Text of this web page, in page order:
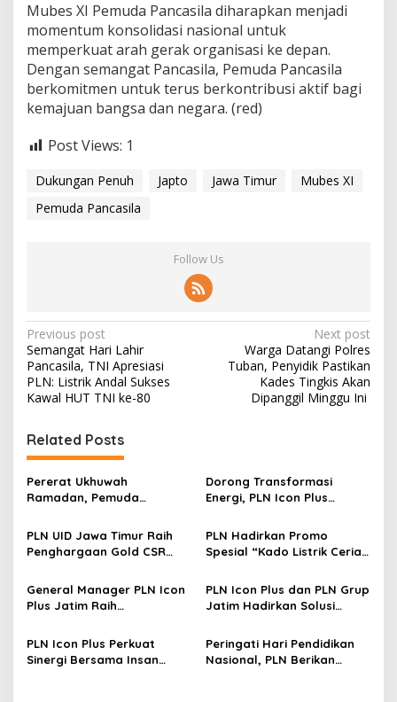
Mubes XI Pemuda Pancasila diharapkan menjadi
momentum konsolidasi nasional untuk
memperkuat arah gerak organisasi ke depan.
Dengan semangat Pancasila, Pemuda Pancasila
berkomitmen untuk terus berkontribusi aktif bagi
kemajuan bangsa dan negara. (red)
Post Views: 1
Dukungan Penuh Japto Jawa Timur
Mubes XI
Pemuda Pancasila
Follow Us
P
o
s
n
a
v
g
a
t
i
o
n
Previous post
Semangat Hari Lahir
Pancasila, TNI Apresiasi
PLN: Listrik Andal Sukses
Kawal HUT TNI ke-80
Next post
Warga Datangi Polres
Tuban, Penyidik Pastikan
Kades Tingkis Akan
Dipanggil Minggu Ini
Related Posts
Pererat Ukhuwah
Ramadan, Pemuda
Jatim Satukan Langkah
Dorong Transformasi
Energi, PLN Icon Plus
Terintegrasi di Forum
Gathering Chief Engineer
Jawa Timur
PLN UID Jawa Timur Raih
Penghargaan Gold CSR
Berkelanjutan Awards 2025
PLN Hadirkan Promo
Spesial “Kado Listrik Ceria”
2025 Lewat Talkshow Radio
di Berbagai Daerah Jawa
General Manager PLN Icon
Plus Jatim Raih
Industry Marketing
Champion 2025
PLN Icon Plus dan PLN Grup
Jatim Hadirkan Solusi
Transformasi Kawasan
Industri di Jawa Timur
PLN Icon Plus Perkuat
Sinergi Bersama Insan
Peringati Hari Pendidikan
Nasional, PLN Berikan